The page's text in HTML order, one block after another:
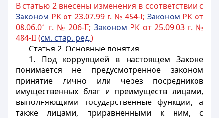
В статью 2 внесены изменения в соответствии с
Законом РК от 23.07.99 г. № 454-I; Законом РК от
08.06.01 г. № 206-II; Законом РК от 25.09.03 г. №
484-II (см. стар. ред.)
Статья 2. Основные понятия
1. Под коррупцией в настоящем Законе
понимается не предусмотренное законом
принятие лично или через посредников
имущественных благ и преимуществ лицами,
выполняющими государственные функции, а
также лицами, приравненными к ним, с